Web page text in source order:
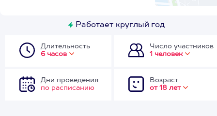
Работает круглый год
Длительность
6 часов
Число участников
1 человек
Дни проведения
по расписанию
Возраст
от 18 лет